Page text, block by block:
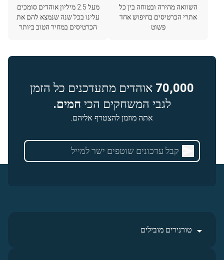
השוואה מהירה ובטוחה בין כל
אתרי הכרטיסים בחיפוש אחד
פשוט
מעל 2.5 מיליון אוהדים סומכים
עלינו בכל שנה שנמצא להם את
הכרטיסים במחיר הטוב ביותר
70,000 אוהדים מתעדכנים כל הזמן
לגבי המשחקים הכי חמים.
אתה מוזמן להצטרף אליהם.
טורנירים מובילים